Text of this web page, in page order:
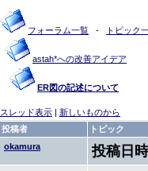
フォーラム一覧 - トピック
astah*への改善アイデア
ER図の記述について
スレッド表示 | 新しいものから
投稿者
トピック
okamura
投稿日